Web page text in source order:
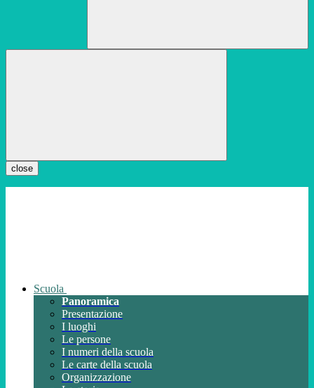
close
Scuola
Panoramica
Presentazione
I luoghi
Le persone
I numeri della scuola
Le carte della scuola
Organizzazione